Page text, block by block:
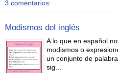
3 comentarios:
Modismos del inglés
A lo que en español
modismos o
un conjunto de
sig...